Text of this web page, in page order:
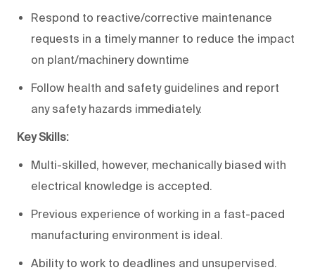
Respond to reactive/corrective maintenance
requests in a timely manner to reduce the impact
on plant/machinery downtime
Follow health and safety guidelines and report
any safety hazards immediately.
Key Skills:
Multi-skilled, however, mechanically biased with
electrical knowledge is accepted.
Previous experience of working in a fast-paced
manufacturing environment is ideal.
Ability to work to deadlines and unsupervised.